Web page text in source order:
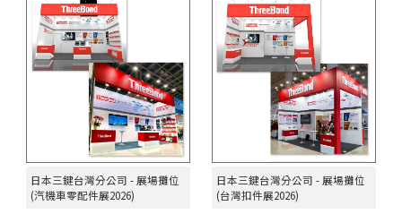
日本三鍵台灣分公司 - 展場攤位
(汽機車零配件展2026)
日本三鍵台灣分公司 - 展場攤位
(台灣扣件展2026)